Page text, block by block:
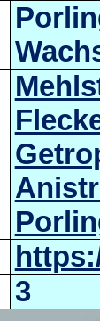
3